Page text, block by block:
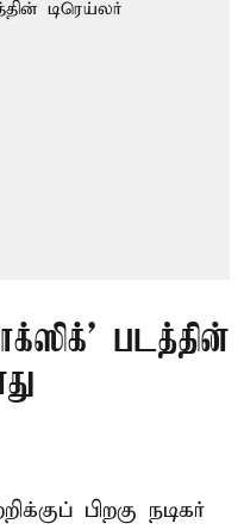
படத்தின்
பிறகு நடிகர்